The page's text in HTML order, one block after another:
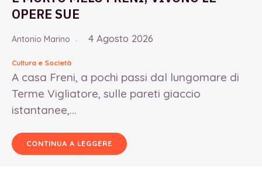
OPERE SUE
Antonio Marino 4 Agosto 2026
Cultura e Società
A casa Freni, a pochi passi dal lungomare di
Terme Vigliatore, sulle pareti giaccio
istantanee,...
CONTINUA A LEGGERE